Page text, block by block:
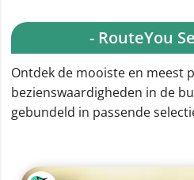
- RouteYou
Ontdek de mooiste en meest
bezienswaardigheden in de
gebundeld in passende